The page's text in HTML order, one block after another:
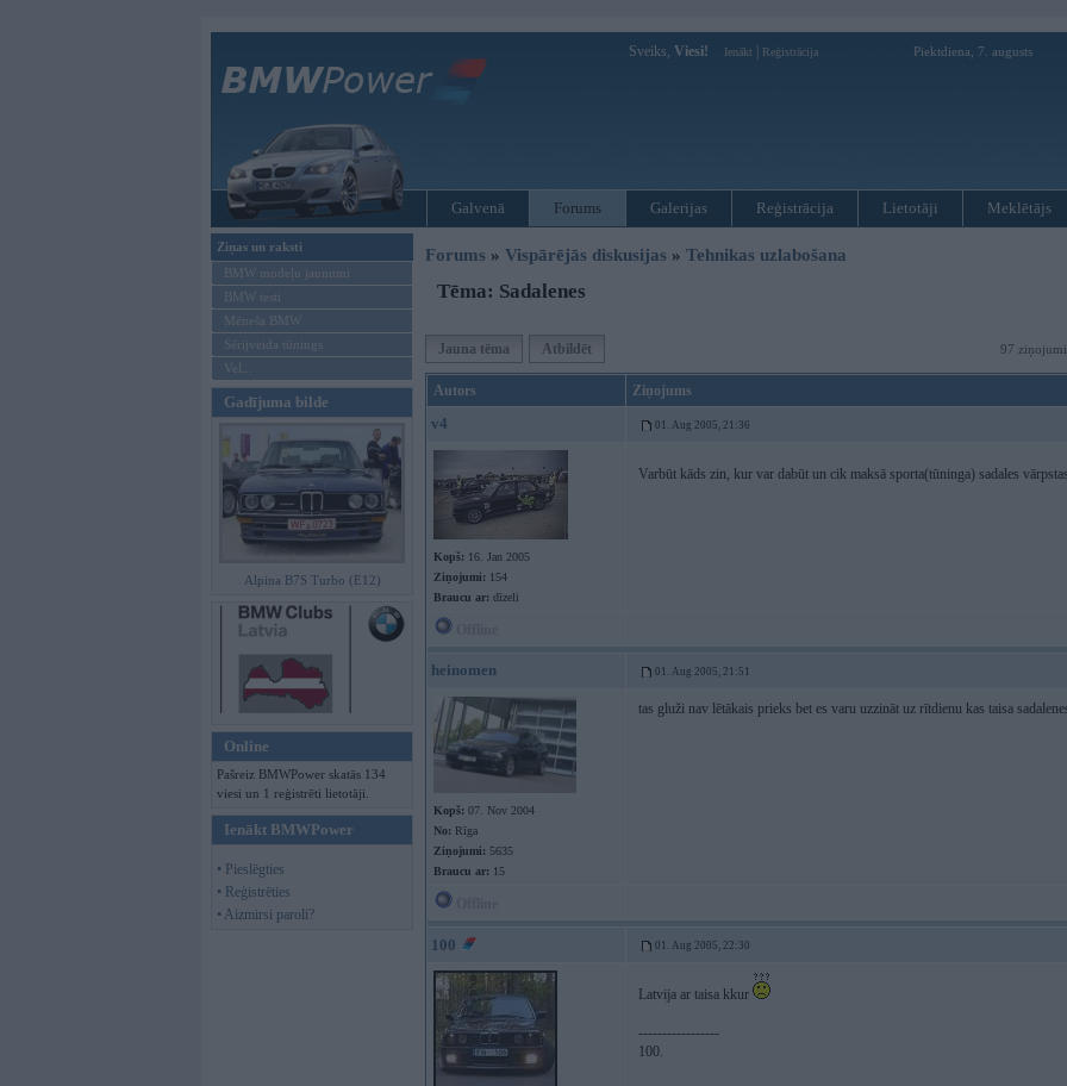
Sveiks, Viesi! Ienākt Reģistrācija Piektdiena, 7. augusts
Galvenā Forums Galerijas Reģistrācija Lietotāji Meklētājs
Ziņas un raksti
BMW modeļu jaunumi
BMW testi
Mēneša BMW
Sērijveida tūnings
Vel...
Gadījuma bilde
Alpina B7S Turbo (E12)
Online
Pašreiz BMWPower skatās 134
viesi un 1 reģistrēti lietotāji.
Ienākt BMWPower
• Pieslēgties
• Reģistrēties
• Aizmirsi paroli?
Forums » Vispārējās diskusijas » Tehnikas uzlabošana
Tēma: Sadalenes
Jauna tēma Atbildēt 97 ziņojumi
Autors Ziņojums
v4 01. Aug 2005, 21:36
Kopš: 16. Jan 2005
Ziņojumi: 154
Braucu ar: dīzeli
Varbūt kāds zin, kur var dabūt un cik maksā sporta(tūninga) sadales
heinomen 01. Aug 2005, 21:51
Kopš: 07. Nov 2004
No: Rīga
Ziņojumi: 5635
Braucu ar: 15
tas gluži nav lētākais prieks bet es varu uzzināt uz rītdienu kas taisa
100 01. Aug 2005, 22:30
Latvija ar taisa kkur
-----------------
100.